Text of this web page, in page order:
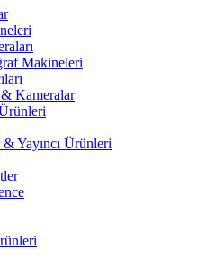
Makineleri
Kameralar
Yayıncı Ürünleri